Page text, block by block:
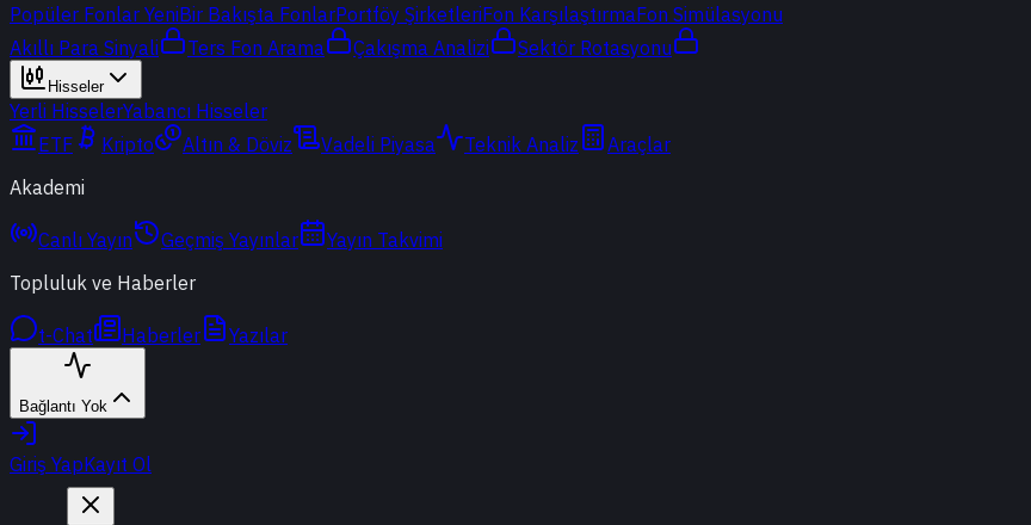
Popüler Fonlar YeniBir Bakışta FonlarPortföy ŞirketleriFon KarşılaştırmaFon Simülasyonu
Akıllı Para Sinyali
Ters Fon Arama Çakışma Analizi Sektör Rotasyonu
Hisseler
Yerli HisselerYabancı Hisseler
ETF
Kripto Altın & Döviz Vadeli Piyasa Teknik Analiz
Araçlar
Akademi
Canlı Yayın Geçmiş Yayınlar
Yayın Takvimi
Topluluk ve Haberler
t-Chat Haberler Yazılar
Bağlantı Yok
Giriş YapKayıt Ol